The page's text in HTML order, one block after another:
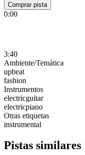
Comprar pista
0:00
3:40
Ambiente/Temática
upbeat
fashion
Instrumentos
electricguitar
electricpiano
Otras etiquetas
instrumental
Pistas similares